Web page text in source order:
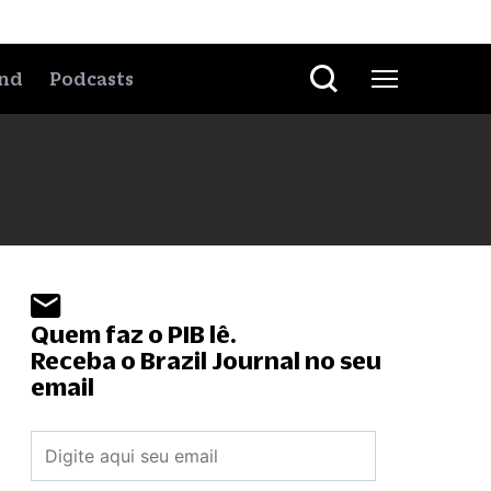
Podcasts
Quem faz o PIB lê.
Receba o Brazil Journal no seu
email